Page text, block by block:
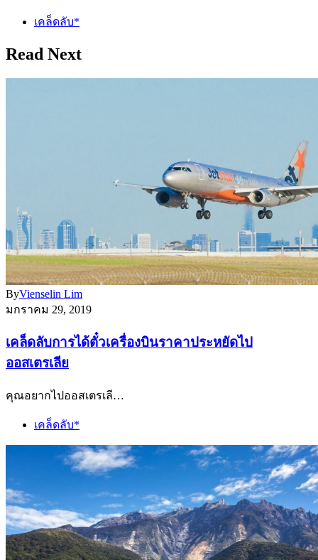
เคล็ดลับ*
Read Next
ByVienselin Lim
มกราคม 29, 2019
เคล็ดลับการได้ตั๋วเครื่องบินราคาประหยัดไป
ออสเตรเลีย
คุณอยากไปออสเตรเลี…
เคล็ดลับ*